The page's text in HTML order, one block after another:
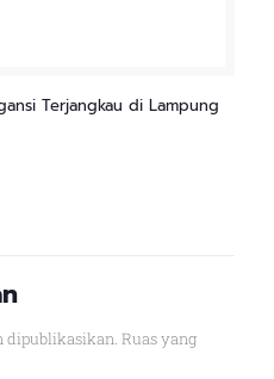
Terjangkau di Lampung
dipublikasikan. Ruas yang